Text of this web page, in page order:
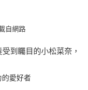
自網路
到矚目的小松菜奈，
的愛好者